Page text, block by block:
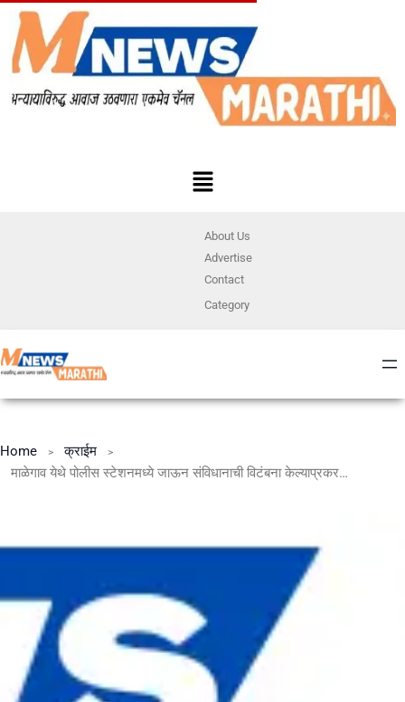
About Us
Advertise
Contact
Category
Home
क्राईम
माळेगाव येथे पोलीस स्टेशनमध्ये जाऊन संविधानाची विटंबना केल्याप्रकरणी संदीप आढाव याच्यावरती गुन्हा दाखल.